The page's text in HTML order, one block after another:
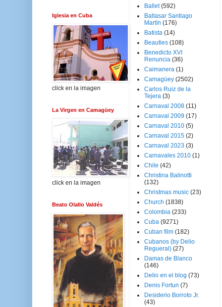
Iglesia en Cuba
click en la imagen
La Virgen en Camagüey
click en la imagen
Beato Olallo Valdés
Ballet (592)
Baltasar Santiago
Martín (176)
Batista (14)
Beauties (108)
Benedicto XVI
Renuncia (36)
Caimanera (1)
Camagüey (2502)
Carlos Ruiz de la
Tejera (3)
Carnaval 2008 (11)
Carnaval 2009 (17)
Carnaval 2010 (5)
Carnaval 2015 (2)
Carnaval 2023 (3)
Carnavales 2010 (1)
Chile (42)
Christina Balinotti
(132)
Christmas music (23)
Church (1838)
Colombia (233)
Cuba (9271)
Cuban film (182)
Cubanos (by Delio
Regueral) (27)
Damas de Blanco
(146)
Delio en el blog (73)
Denis Fortun (7)
Desiderio Borroto Jr.
(43)